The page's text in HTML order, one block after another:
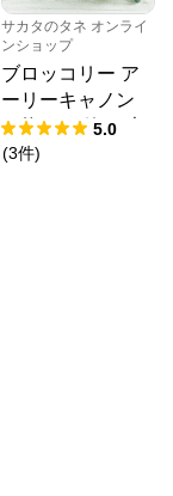
サカタのタネ オンライ
ンショップ
ブロッコリー ア
ーリーキャノン
（約2000粒） 大
袋
5.0
(3件)